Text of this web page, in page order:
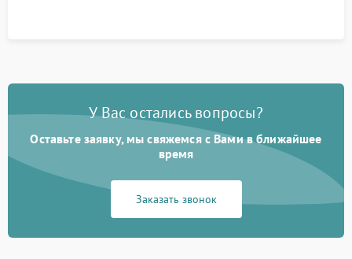
У Вас остались вопросы?
Оставьте заявку, мы свяжемся с Вами в ближайшее
время
Заказать звонок